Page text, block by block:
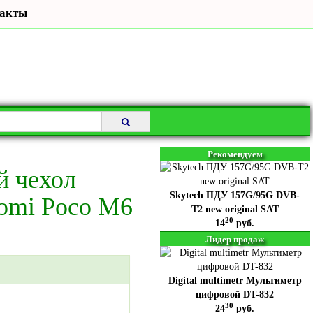
чехол
Poco M6
Рекомендуем
Skytech ПДУ 157G/95G DVB-
T2 new original SAT
1420 руб.
Лидер продаж
Digital multimetr Мультиметр
цифровой DT-832
2430 руб.